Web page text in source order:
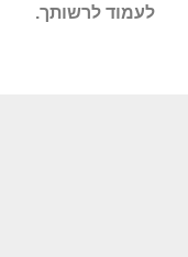
לעמוד לרשותך.